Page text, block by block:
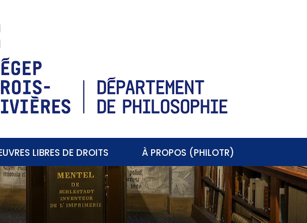
LIBRES DE DROITS À PROPOS (PHILOTR)